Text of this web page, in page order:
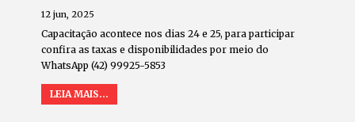
12 jun, 2025
Capacitação acontece nos dias 24 e 25, para participar
confira as taxas e disponibilidades por meio do
WhatsApp (42) 99925-5853
LEIA MAIS...